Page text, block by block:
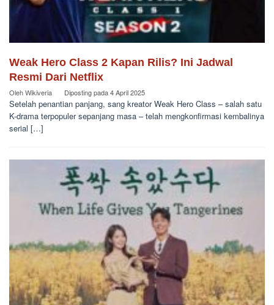
Weak Hero Class 2 Kapan Rilis? Ini Jadwal
Resmi Dari Netflix
OlehWikiveria Diposting pada4 April 2025
Setelah penantian panjang, sang kreator Weak Hero Class – salah satu
K-drama terpopuler sepanjang masa – telah mengkonfirmasi kembalinya
serial […]